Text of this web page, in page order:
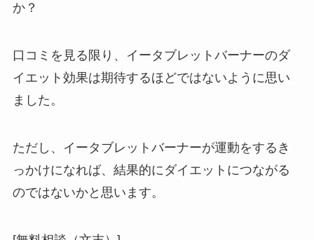
か？
口コミを見る限り、イータブレットバーナーのダ
イエット効果は期待するほどではないように思い
ました。
ただし、イータブレットバーナーが運動をするき
っかけになれば、結果的にダイエットにつながる
のではないかと思います。